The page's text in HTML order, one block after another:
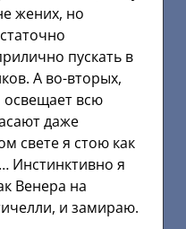
жених, но
пускать в
А во-вторых,
освещает всю
даже
свете я стою как
Инстинктивно я
Венера на
и замираю.